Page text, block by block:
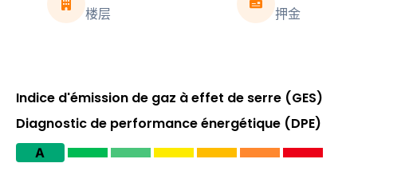
楼层
押金
Indice d'émission de gaz à effet de serre (GES)
Diagnostic de performance énergétique (DPE)
A